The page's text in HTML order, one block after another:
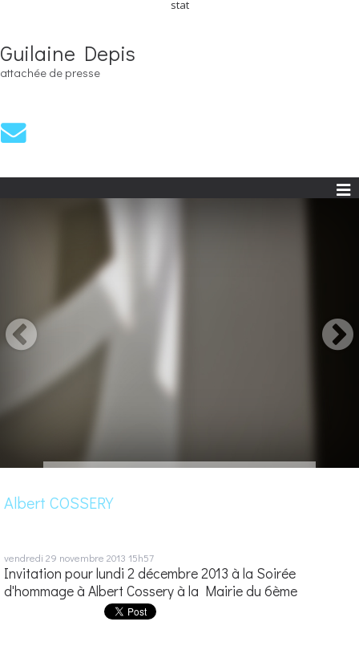
stat
Guilaine Depis
attachée de presse
Albert COSSERY
vendredi 29 novembre 2013 15h57
Invitation pour lundi 2 décembre 2013 à la Soirée
d'hommage à Albert Cossery à la Mairie du 6ème